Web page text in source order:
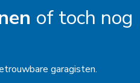
of toch nog
garagisten.